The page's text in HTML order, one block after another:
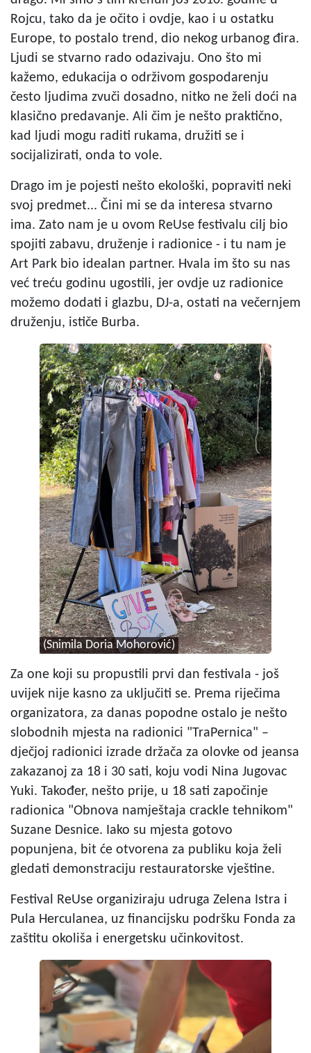
Rojcu, tako da je očito i ovdje, kao i u ostatku
Europe, to postalo trend, dio nekog urbanog đira.
Ljudi se stvarno rado odazivaju. Ono što mi
kažemo, edukacija o održivom gospodarenju
često ljudima zvuči dosadno, nitko ne želi doći na
klasično predavanje. Ali čim je nešto praktično,
kad ljudi mogu raditi rukama, družiti se i
socijalizirati, onda to vole.
Drago im je pojesti nešto ekološki, popraviti neki
svoj predmet... Čini mi se da interesa stvarno
ima. Zato nam je u ovom ReUse festivalu cilj bio
spojiti zabavu, druženje i radionice - i tu nam je
Art Park bio idealan partner. Hvala im što su nas
već treću godinu ugostili, jer ovdje uz radionice
možemo dodati i glazbu, DJ-a, ostati na večernjem
druženju, ističe Burba.
(Snimila Doria Mohorović)
Za one koji su propustili prvi dan festivala - još
uvijek nije kasno za uključiti se. Prema riječima
organizatora, za danas popodne ostalo je nešto
slobodnih mjesta na radionici "TraPernica" –
dječjoj radionici izrade držača za olovke od jeansa
zakazanoj za 18 i 30 sati, koju vodi Nina Jugovac
Yuki. Također, nešto prije, u 18 sati započinje
radionica "Obnova namještaja crackle tehnikom"
Suzane Desnice. Iako su mjesta gotovo
popunjena, bit će otvorena za publiku koja želi
gledati demonstraciju restauratorske vještine.
Festival ReUse organiziraju udruga Zelena Istra i
Pula Herculanea, uz financijsku podršku Fonda za
zaštitu okoliša i energetsku učinkovitost.